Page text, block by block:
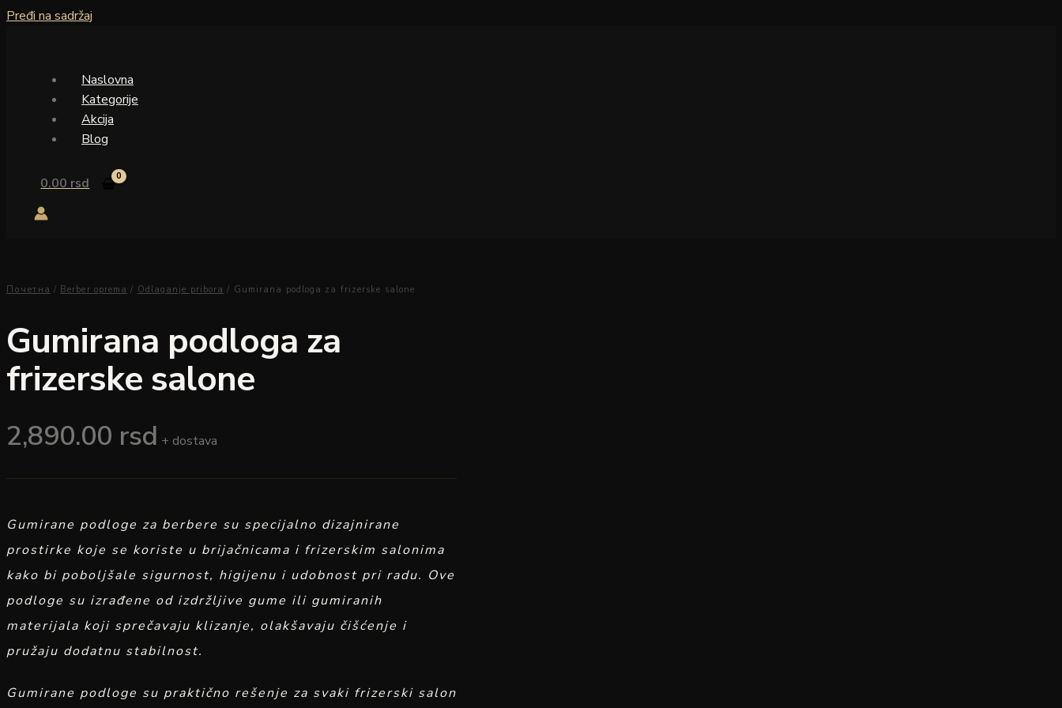
Pređi na sadržaj
Naslovna
Kategorije
Akcija
Blog
0.00 rsd
Почетна / Berber oprema / Odlaganje pribora / Gumirana podloga za frizerske salone
Gumirana podloga za
frizerske salone
2,890.00 rsd + dostava
Gumirane podloge za berbere su specijalno dizajnirane
prostirke koje se koriste u brijačnicama i frizerskim salonima
kako bi poboljšale sigurnost, higijenu i udobnost pri radu. Ove
podloge su izrađene od izdržljive gume ili gumiranih
materijala koji sprečavaju klizanje, olakšavaju čišćenje i
pružaju dodatnu stabilnost.
Gumirane podloge su praktično rešenje za svaki frizerski salon